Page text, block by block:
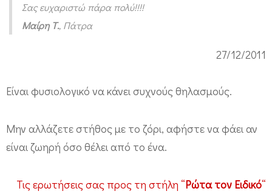
;
Σας ευχαριστώ πάρα πολύ!!!!
Μαίρη Τ., Πάτρα
27/12/2011
Είναι φυσιολογικό να κάνει συχνούς θηλασμούς.
Μην αλλάζετε στήθος με το ζόρι, αφήστε να φάει αν
είναι ζωηρή όσο θέλει από το ένα.
Τις ερωτήσεις σας προς τη στήλη “Ρώτα τον Ειδικό“